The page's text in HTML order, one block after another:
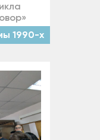
1990-х